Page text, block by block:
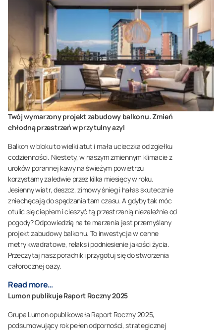
Twój wymarzony projekt zabudowy balkonu. Zmień
chłodną przestrzeń w przytulny azyl
Balkon w bloku to wielki atut i mała ucieczka od zgiełku
codzienności. Niestety, w naszym zmiennym klimacie z
uroków porannej kawy na świeżym powietrzu
korzystamy zaledwie przez kilka miesięcy w roku.
Jesienny wiatr, deszcz, zimowy śnieg i hałas skutecznie
zniechęcają do spędzania tam czasu. A gdyby tak móc
otulić się ciepłem i cieszyć tą przestrzenią niezależnie od
pogody? Odpowiedzią na te marzenia jest przemyślany
projekt zabudowy balkonu. To inwestycja w cenne
metry kwadratowe, relaks i podniesienie jakości życia.
Przeczytaj nasz poradnik i przygotuj się do stworzenia
całorocznej oazy.
Read more…
Lumon publikuje Raport Roczny 2025
Grupa Lumon opublikowała Raport Roczny 2025,
podsumowujący rok pełen odporności, strategicznej